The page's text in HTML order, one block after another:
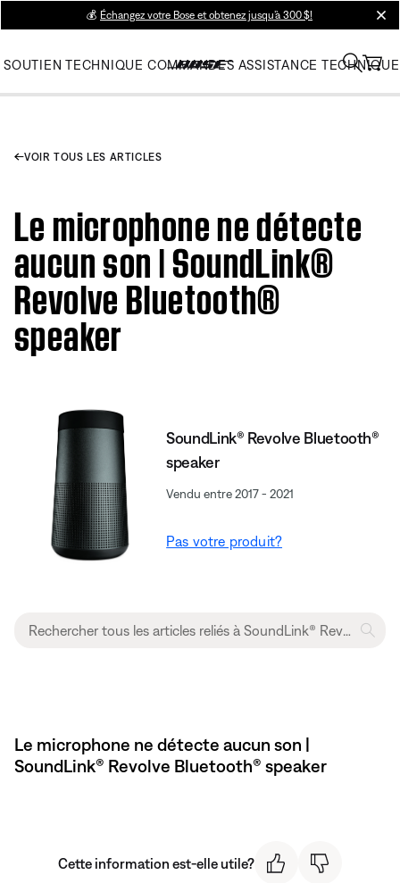
💰 Échangez votre Bose et obtenez jusqu’à 300 $!
SOUTIEN TECHNIQUE COMMANDES ASSISTANCE TECHNIQUE
VOIR TOUS LES ARTICLES
Le microphone ne détecte
aucun son | SoundLink®
Revolve Bluetooth®
speaker
SoundLink® Revolve Bluetooth®
speaker
Vendu entre 2017 - 2021
Pas votre produit?
Le microphone ne détecte aucun son |
SoundLink® Revolve Bluetooth® speaker
Cette information est-elle utile?